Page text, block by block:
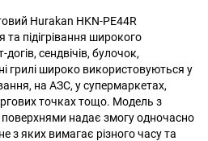
Hurakan HKN-PE44R
підігрівання широкого
сендвічів, булочок,
грилі широко використовуються у
на АЗС, у супермаркетах,
точках тощо. Модель з
надає змогу одночасно
з яких вимагає різного часу та